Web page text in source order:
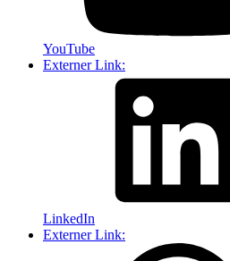
YouTube
Externer Link:
LinkedIn
Externer Link: